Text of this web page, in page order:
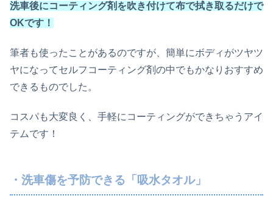
洗車後にコーティング剤を吹き付けて布で拭き取るだけで
OKです！
筆者も使ったことがあるのですが、簡単にボディがツヤツ
ヤになってセルフコーティング剤の中でもかなりおすすめ
できるものでした。
コスパも大変良く、手軽にコーティングができちゃうアイ
テムです！
・洗車傷を予防できる「吸水タオル」